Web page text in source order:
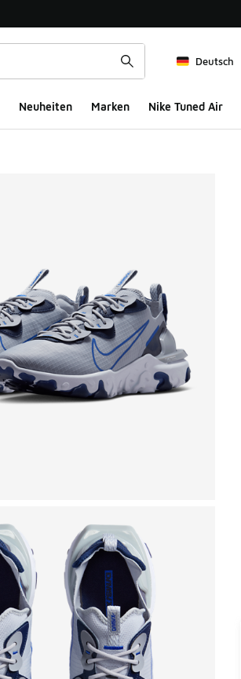
Deutsch
Neuheiten Marken Nike Tuned Air